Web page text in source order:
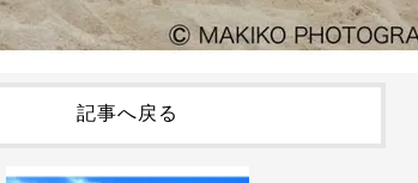
記事へ戻る